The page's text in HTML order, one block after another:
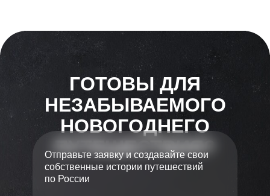
ГОТОВЫ ДЛЯ
НЕЗАБЫВАЕМОГО
НОВОГОДНЕГО
ПУТЕШЕСТВИЯ?
Отправьте заявку и создавайте свои
собственные истории путешествий
по России